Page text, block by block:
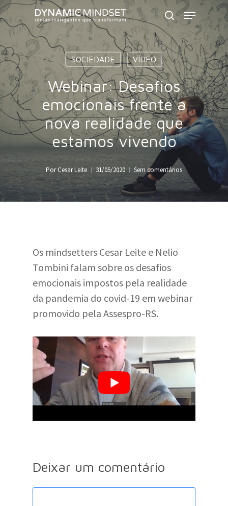
Skip
to
main
content
search
Menu
SOCIEDADE VÍDEO
Webinar: Desafios
emocionais frente a
nova realidade que
estamos vivendo
PorCesar Leite 31/05/2020 Sem comentários
Os mindsetters Cesar Leite e Nelio
Tombini falam sobre os desafios
emocionais impostos pela realidade
da pandemia do covid-19 em webinar
promovido pela Assespro-RS.
Deixar um comentário
Close
Menu